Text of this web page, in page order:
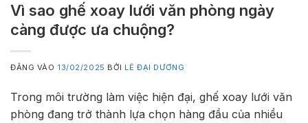
Vì sao ghế xoay lưới văn phòng ngày
càng được ưa chuộng?
ĐĂNG VÀO 13/02/2025 BỞI LÊ ĐẠI DƯƠNG
Trong môi trường làm việc hiện đại, ghế xoay lưới văn
phòng đang trở thành lựa chọn hàng đầu của nhiều